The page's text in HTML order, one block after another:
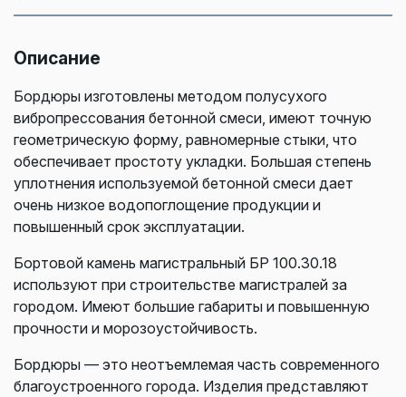
Описание
Бордюры изготовлены методом полусухого
вибропрессования бетонной смеси, имеют точную
геометрическую форму, равномерные стыки, что
обеспечивает простоту укладки. Большая степень
уплотнения используемой бетонной смеси дает
очень низкое водопоглощение продукции и
повышенный срок эксплуатации.
Бортовой камень магистральный БР 100.30.18
используют при строительстве магистралей за
городом. Имеют большие габариты и повышенную
прочности и морозоустойчивость.
Бордюры — это неотъемлемая часть современного
благоустроенного города. Изделия представляют